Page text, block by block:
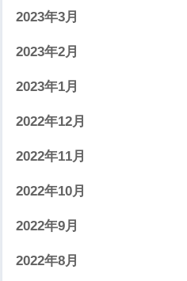
2023年3月
2023年2月
2023年1月
2022年12月
2022年11月
2022年10月
2022年9月
2022年8月